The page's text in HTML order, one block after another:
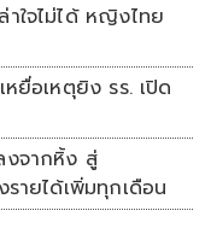
าใจไม่ได้ หญิงไทย
หยื่อเหตุยิง รร. เปิด
งจากหิ้ง สู่
รายได้เพิ่มทุกเดือน